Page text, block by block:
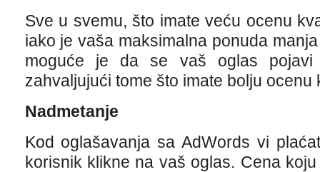
Sve u svemu, što imate veću ocenu
iako je vaša maksimalna ponuda
moguće je da se vaš oglas pojavi
zahvaljujući tome što imate bolju ocenu
Nadmetanje
Kod oglašavanja sa AdWords vi
korisnik klikne na vaš oglas. Cena